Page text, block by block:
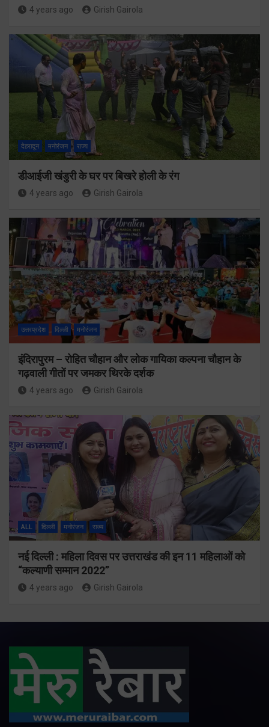
4 years ago Girish Gairola
देहरादून मनोरंजन राज्य
डीआईजी खंडुरी के घर पर बिखरे होली के रंग
4 years ago Girish Gairola
उत्तरप्रदेश दिल्ली मनोरंजन
इंदिरापुरम – रोहित चौहान और लोक गायिका कल्पना चौहान के
गढ़वाली गीतों पर जमकर थिरके दर्शक
4 years ago Girish Gairola
ALL दिल्ली मनोरंजन राज्य
नई दिल्ली : महिला दिवस पर उत्तराखंड की इन 11 महिलाओं को
“कल्याणी सम्मान 2022”
4 years ago Girish Gairola